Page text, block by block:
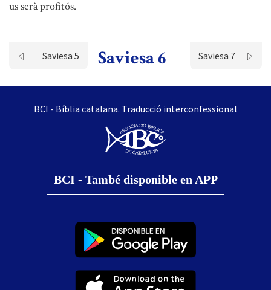
us serà profitós.
Saviesa 5 Saviesa 6 Saviesa 7
BCI - Bíblia catalana. Traducció interconfessional
BCI - També disponible en APP